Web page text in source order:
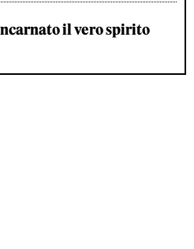
il vero spirito